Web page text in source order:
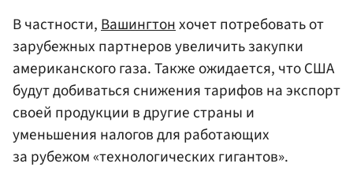
В частности,Вашингтонхочет потребовать от
зарубежных партнеров увеличить закупки
американского газа. Также ожидается, что США
будут добиваться снижения тарифов на экспорт
своей продукции в другие страны и
уменьшения налогов для работающих
за рубежом «технологических гигантов».